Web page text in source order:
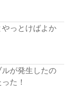
っとけばよか
が発生したの
た！